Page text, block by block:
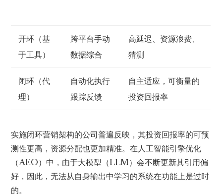
开环（基
于工具）
跨平台手动
数据综合
高延迟、资源浪费、
猜测
闭环（代
理）
自动化执行
跟踪反馈
自主适应，可衡量的
投资回报率
实施闭环营销架构的公司普遍反映，其投资回报率的可预
测性更高，资源分配也更加精准。在人工智能引擎优化
（AEO）中，由于大模型（LLM）会不断更新其引用偏
好，因此，无法从自身输出中学习的系统在功能上是过时
的。